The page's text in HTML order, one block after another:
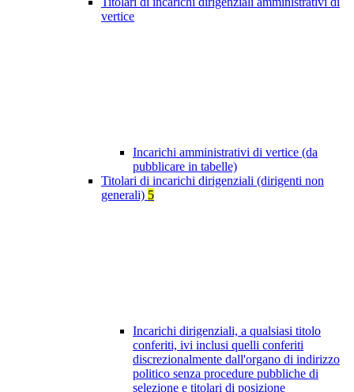
vertice
Incarichi amministrativi di vertice (da
pubblicare in tabelle)
Titolari di incarichi dirigenziali (dirigenti non
generali) 5
Incarichi dirigenziali, a qualsiasi titolo
conferiti, ivi inclusi quelli conferiti
discrezionalmente dall'organo di indirizzo
politico senza procedure pubbliche di
selezione e titolari di posizione